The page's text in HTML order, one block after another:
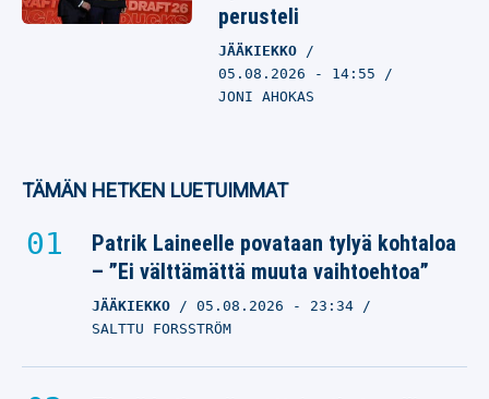
perusteli
JÄÄKIEKKO
05.08.2026 - 14:55
JONI AHOKAS
TÄMÄN HETKEN LUETUIMMAT
Patrik Laineelle povataan tylyä kohtaloa
– ”Ei välttämättä muuta vaihtoehtoa”
JÄÄKIEKKO 05.08.2026 - 23:34
SALTTU FORSSTRÖM